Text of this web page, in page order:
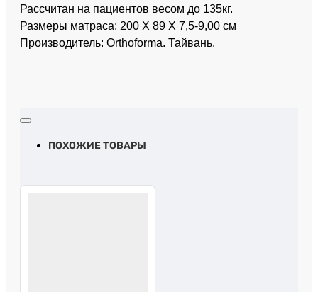
Рассчитан на пациентов весом до 135кг.
Размеры матраса: 200 X 89 X 7,5-9,00 см
Производитель: Orthoforma. Тайвань.
ПОХОЖИЕ ТОВАРЫ